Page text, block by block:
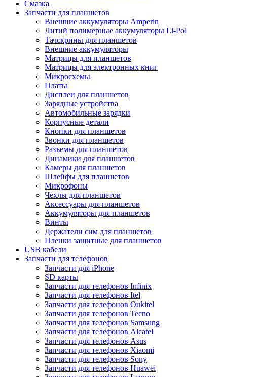
Смазка
Запчасти для планшетов
Внешние аккумуляторы Amperin
Литий полимерные аккумуляторы Li-Pol
Тачскрины для планшетов
Внешние аккумуляторы
Матрицы для планшетов
Матрицы для электронных книг
Микросхемы
Платы
Дисплеи для планшетов
Зарядные устройства
Автомобильные зарядки
Корпусные детали
Кнопки для планшетов
Звонки для планшетов
Разъемы для планшетов
Динамики для планшетов
Камеры для планшетов
Шлейфы для планшетов
Микрофоны
Чехлы для планшетов
Аксессуары для планшетов
Аккумуляторы для планшетов
Винты
Держатели сим для планшетов
Пленки защитные для планшетов
USB кабели
Запчасти для телефонов
Запчасти для iPhone
SD карты
Запчасти для телефонов Infinix
Запчасти для телефонов Itel
Запчасти для телефонов Oukitel
Запчасти для телефонов Tecno
Запчасти для телефонов Samsung
Запчасти для телефонов Alcatel
Запчасти для телефонов Asus
Запчасти для телефонов Xiaomi
Запчасти для телефонов Sony
Запчасти для телефонов Huawei